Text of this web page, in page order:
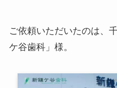
ご依頼いただいたのは、
ケ谷歯科」様。